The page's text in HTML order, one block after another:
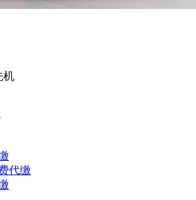
机
代缴